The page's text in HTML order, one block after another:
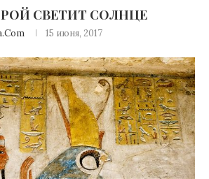
СВЕТИТ СОЛНЦЕ
15 июня, 2017